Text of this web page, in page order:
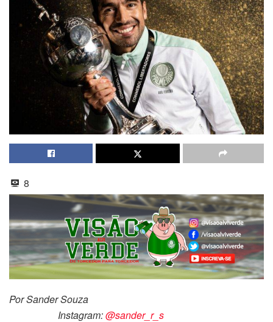
8
Por Sander Souza
Instagram:@sander_r_s